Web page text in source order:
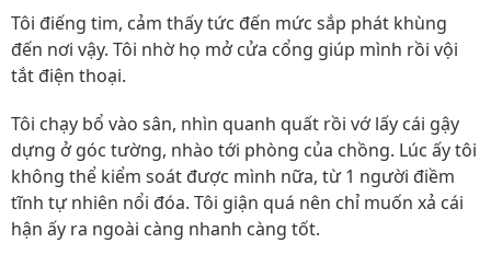
Tôi điếng tim, cảm thấy tức đến mức sắp phát khùng
đến nơi vậy. Tôi nhờ họ mở cửa cổng giúp mình rồi vội
tắt điện thoại.
Tôi chạy bổ vào sân, nhìn quanh quất rồi vớ lấy cái gậy
dựng ở góc tường, nhào tới phòng của chồng. Lúc ấy tôi
không thể kiểm soát được mình nữa, từ 1 người điềm
tĩnh tự nhiên nổi đóa. Tôi giận quá nên chỉ muốn xả cái
hận ấy ra ngoài càng nhanh càng tốt.